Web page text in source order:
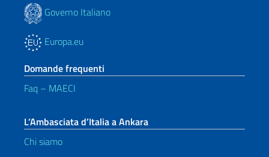
Governo Italiano
Europa.eu
Domande frequenti
Faq – MAECI
L’Ambasciata d’Italia a Ankara
Chi siamo